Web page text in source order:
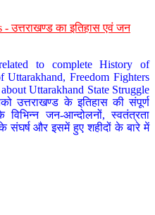
उत्तराखण्ड का इतिहास एवं जन
to complete History of
Uttarakhand, Freedom Fighters
Uttarakhand State Struggle
उत्तराखण्ड के इतिहास की संपूर्ण
जन-आन्दोलनों, स्वतंत्रता
के संघर्ष और इसमें हुए शहीदों के बारे में